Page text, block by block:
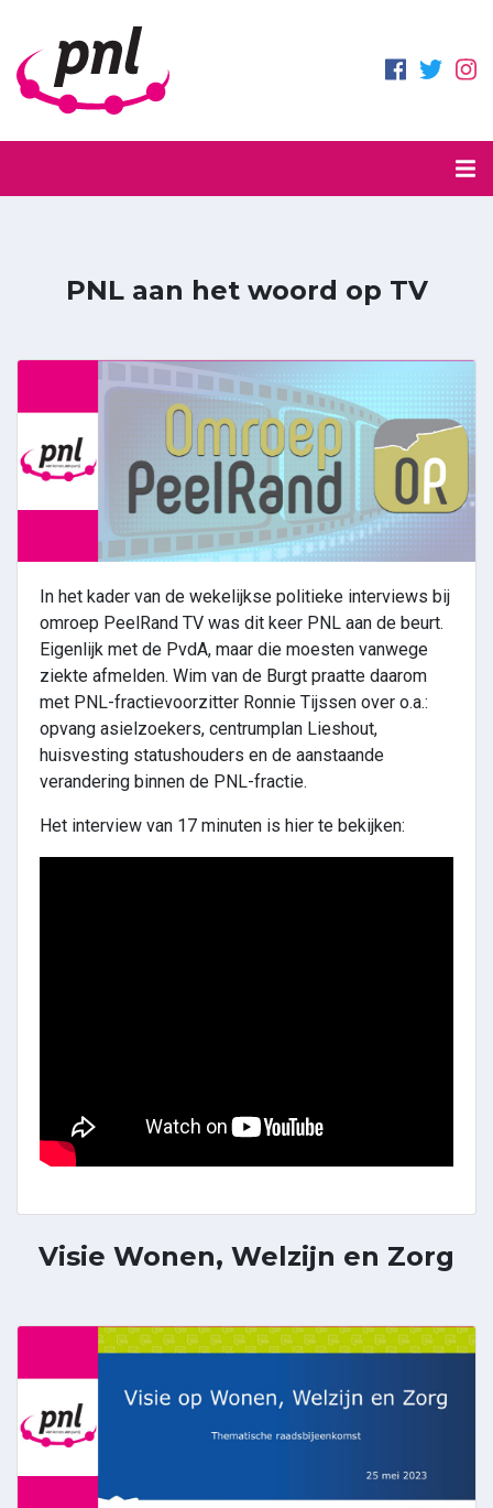
PNL aan het woord op TV
In het kader van de wekelijkse politieke interviews bij
omroep PeelRand TV was dit keer PNL aan de beurt.
Eigenlijk met de PvdA, maar die moesten vanwege
ziekte afmelden. Wim van de Burgt praatte daarom
met PNL-fractievoorzitter Ronnie Tijssen over o.a.:
opvang asielzoekers, centrumplan Lieshout,
huisvesting statushouders en de aanstaande
verandering binnen de PNL-fractie.
Het interview van 17 minuten is hier te bekijken:
Visie Wonen, Welzijn en Zorg